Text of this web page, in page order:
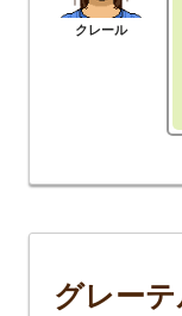
グレー